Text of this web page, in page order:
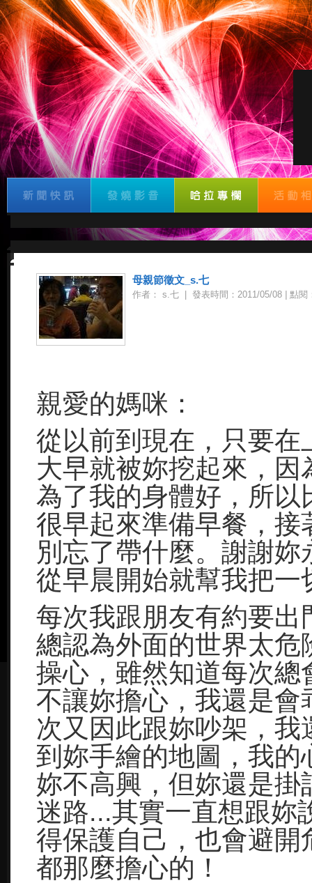
母親節徵文_s.七
作者： s.七 | 發表時間：2011/05/08 點閱
親愛的媽咪：
從以前到現在，只要
大早就被妳挖起來，
為了我的身體好，所
很早起來準備早餐，
別忘了帶什麼。謝謝
從早晨開始就幫我把一
每次我跟朋友有約要
總認為外面的世界太
操心，雖然知道每次
不讓妳擔心，我還是
次又因此跟妳吵架，
到妳手繪的地圖，我
妳不高興，但妳還是
迷路...其實一直想跟妳
得保護自己，也會避
都那麼擔心的！